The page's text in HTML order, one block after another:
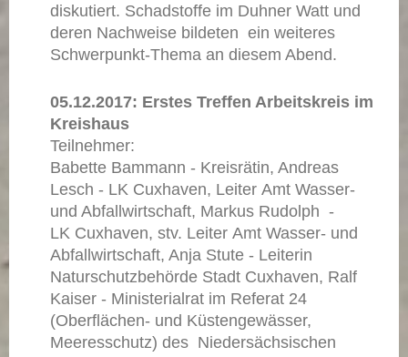
diskutiert. Schadstoffe im Duhner Watt und
deren Nachweise bildeten ein weiteres
Schwerpunkt-Thema an diesem Abend.
05.12.2017: Erstes Treffen Arbeitskreis im
Kreishaus
Teilnehmer:
Babette Bammann - Kreisrätin, Andreas
Lesch - LK Cuxhaven, Leiter Amt Wasser-
und Abfallwirtschaft, Markus Rudolph -
LK Cuxhaven, stv. Leiter Amt Wasser- und
Abfallwirtschaft, Anja Stute - Leiterin
Naturschutzbehörde Stadt Cuxhaven, Ralf
Kaiser - Ministerialrat im Referat 24
(Oberflächen- und Küstengewässer,
Meeresschutz) des Niedersächsischen